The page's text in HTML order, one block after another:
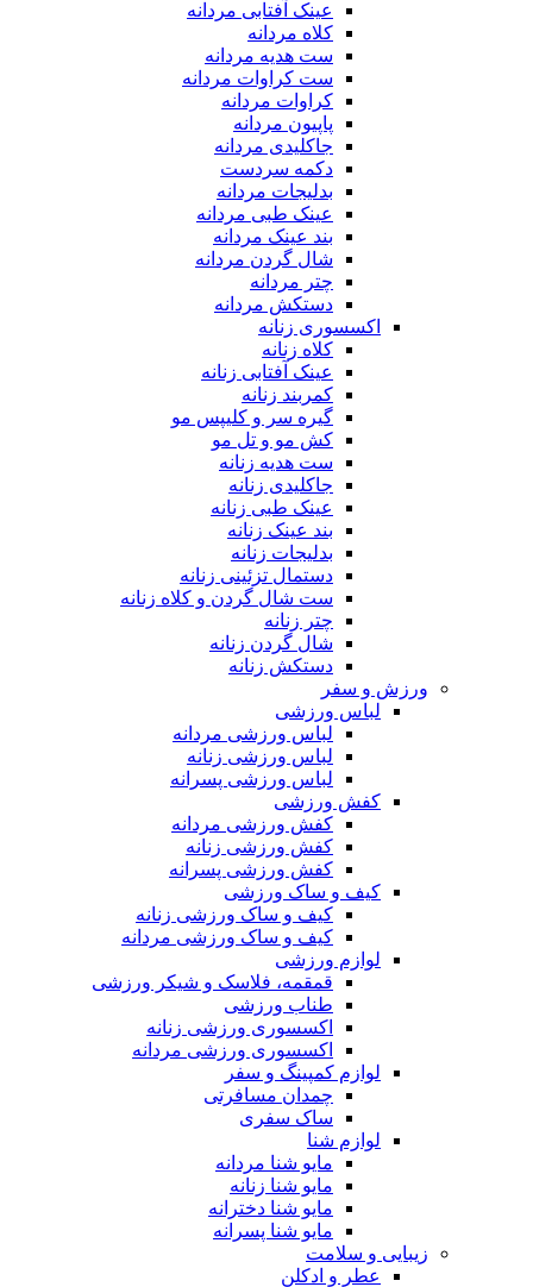
عینک آفتابی مردانه
کلاه مردانه
ست هدیه مردانه
ست کراوات مردانه
کراوات مردانه
پاپیون مردانه
جاکلیدی مردانه
دکمه سردست
بدلیجات مردانه
عینک طبی مردانه
بند عینک مردانه
شال گردن مردانه
چتر مردانه
دستکش مردانه
اکسسوری زنانه
کلاه زنانه
عینک آفتابی زنانه
کمربند زنانه
گیره سر و کلیپس مو
کش مو و تل مو
ست هدیه زنانه
جاکلیدی زنانه
عینک طبی زنانه
بند عینک زنانه
بدلیجات زنانه
دستمال تزئینی زنانه
ست شال گردن و کلاه زنانه
چتر زنانه
شال گردن زنانه
دستکش زنانه
ورزش و سفر
لباس ورزشی
لباس ورزشی مردانه
لباس ورزشی زنانه
لباس ورزشی پسرانه
کفش ورزشی
کفش ورزشی مردانه
کفش ورزشی زنانه
کفش ورزشی پسرانه
کیف و ساک ورزشی
کیف و ساک ورزشی زنانه
کیف و ساک ورزشی مردانه
لوازم ورزشی
قمقمه، فلاسک و شیکر ورزشی
طناب ورزشی
اکسسوری ورزشی زنانه
اکسسوری ورزشی مردانه
لوازم کمپینگ و سفر
چمدان مسافرتی
ساک سفری
لوازم شنا
مایو شنا مردانه
مایو شنا زنانه
مایو شنا دخترانه
مایو شنا پسرانه
زیبایی و سلامت
عطر و ادکلن